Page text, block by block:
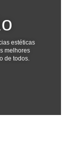
estéticas
melhores
de todos.